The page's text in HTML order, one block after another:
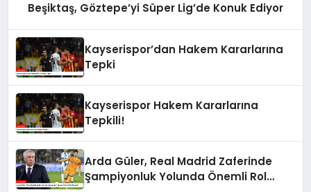
Beşiktaş, Göztepe’yi Süper Lig’de Konuk Ediyor
Kayserispor’dan Hakem Kararlarına
Tepki
Kayserispor Hakem Kararlarına
Tepkili!
Arda Güler, Real Madrid Zaferinde
Şampiyonluk Yolunda Önemli Rol